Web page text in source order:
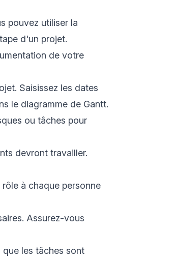
pouvez utiliser la
d'un projet.
de votre
Saisissez les dates
le diagramme de Gantt.
ou tâches pour
devront travailler.
à chaque personne
Assurez-vous
que les tâches sont